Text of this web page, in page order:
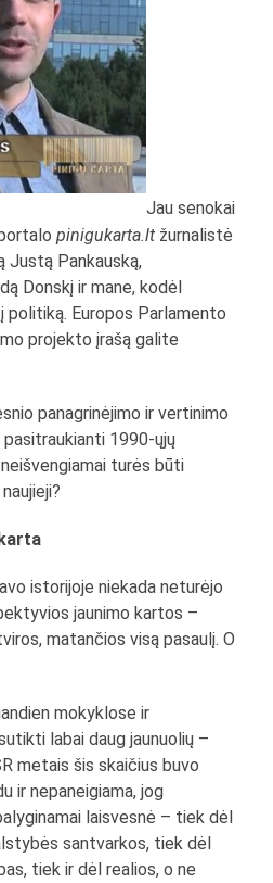
Jau senokai
pinigukarta.lt žurnalistė
Justą Pankauską,
Donskį ir mane, kodėl
politiką. Europos Parlamento
projekto įrašą galite
panagrinėjimo ir vertinimo
1990-ųjų
turės būti
istorijoje niekada neturėjo
jaunimo kartos –
matančios visą pasaulį. O
mokyklose ir
labai daug jaunuolių –
metais šis skaičius buvo
ir nepaneigiama, jog
laisvesnė – tiek dėl
santvarkos, tiek dėl
tiek ir dėl realios, o ne